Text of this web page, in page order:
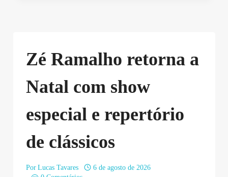
Zé Ramalho retorna a
Natal com show
especial e repertório
de clássicos
Por Lucas Tavares
6 de agosto de 2026